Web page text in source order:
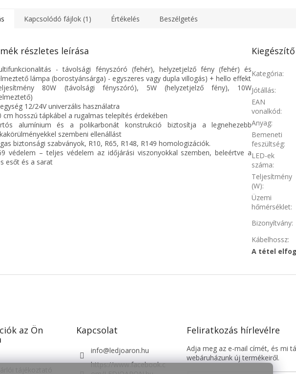
Kapcsolódó fájlok (1) Értékelés Beszélgetés
részletes leírása
- távolsági fényszóró (fehér), helyzetjelző fény (fehér) és
lámpa (borostyánsárga) - egyszeres vagy dupla villogás) + hello effekt
80W (távolsági fényszóró), 5W (helyzetjelző fény), 10W
12/24V univerzális használatra
cm hosszú tápkábel a rugalmas telepítés érdekében
alumínium és a polikarbonát konstrukció biztosítja a legnehezebb
szembeni ellenállást
biztonsági szabványok, R10, R65, R148, R149 homologizációk.
védelem – teljes védelem az időjárási viszonyokkal szemben, beleértve a
esőt és a sarat
Kategória:
Jótállás:
EAN
vonalkód:
Anyag:
Bemeneti
feszültség:
LED-ek
száma:
Teljesítmény
(W):
Üzemi
hőmérséklet:
Bizonyítvány:
Kábelhossz:
A tétel
az Ön Kapcsolat
info@ledjoaron.hu
https://www.facebook.c
Feliratkozás hírlevélre
Adja meg az e-mail címét, és mi
webáruházunk új termékeiről.